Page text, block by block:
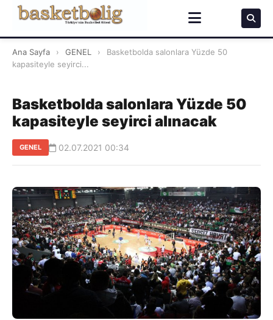
Ana Sayfa › GENEL ›
Basketbolda salonlara Yüzde 50
kapasiteyle seyirci...
Basketbolda salonlara Yüzde 50
kapasiteyle seyirci alınacak
GENEL 02.07.2021 00:34